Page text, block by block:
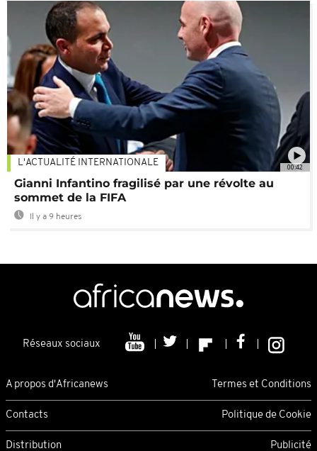
00:42
L'ACTUALITÉ INTERNATIONALE
Gianni Infantino fragilisé par une révolte au
sommet de la FIFA
Il y a 9 heures
Réseaux sociaux
A propos d'Africanews Termes et Conditions
Contacts Politique de Cookie
Distribution Publicité